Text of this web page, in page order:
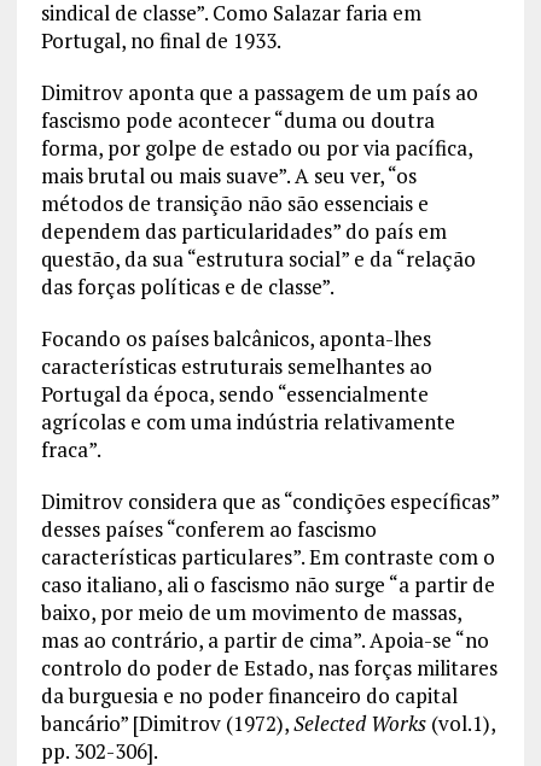
sindical de classe”. Como Salazar faria em
Portugal, no final de 1933.
Dimitrov aponta que a passagem de um país ao
fascismo pode acontecer “duma ou doutra
forma, por golpe de estado ou por via pacífica,
mais brutal ou mais suave”. A seu ver, “os
métodos de transição não são essenciais e
dependem das particularidades” do país em
questão, da sua “estrutura social” e da “relação
das forças políticas e de classe”.
Focando os países balcânicos, aponta-lhes
características estruturais semelhantes ao
Portugal da época, sendo “essencialmente
agrícolas e com uma indústria relativamente
fraca”.
Dimitrov considera que as “condições específicas”
desses países “conferem ao fascismo
características particulares”. Em contraste com o
caso italiano, ali o fascismo não surge “a partir de
baixo, por meio de um movimento de massas,
mas ao contrário, a partir de cima”. Apoia-se “no
controlo do poder de Estado, nas forças militares
da burguesia e no poder financeiro do capital
bancário” [Dimitrov (1972),Selected Works(vol.1),
pp. 302-306].